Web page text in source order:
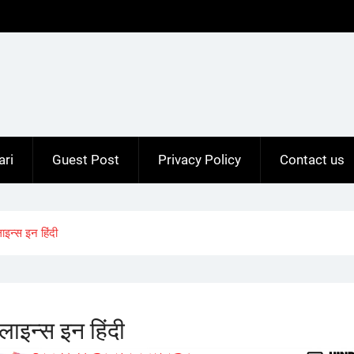
Guest Post Privacy Policy Contact us
इन हिंदी
इन हिंदी